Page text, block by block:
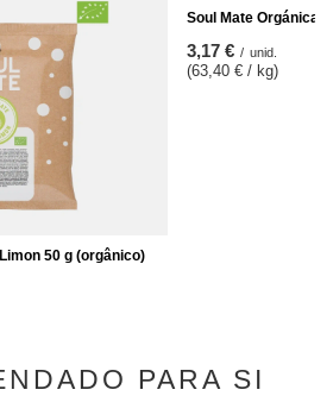
50 g (orgânico)
Soul Mate Orgánica
3,17 € / unid.
(63,40 € / kg)
PARA SI